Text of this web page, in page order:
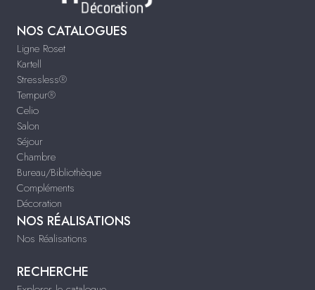
NOS CATALOGUES
Ligne Roset
Kartell
Stressless®
Tempur®
Celio
Salon
Séjour
Chambre
Bureau/Bibliothèque
Compléments
Décoration
NOS RÉALISATIONS
Nos Réalisations
RECHERCHE